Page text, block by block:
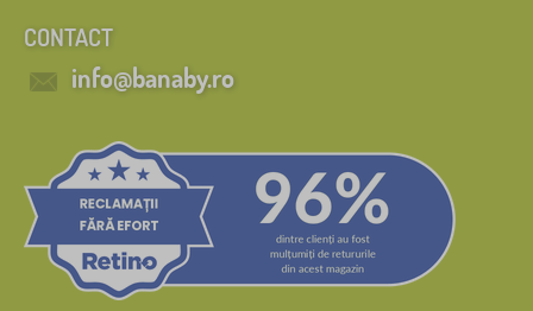
CONTACT
info@banaby.ro